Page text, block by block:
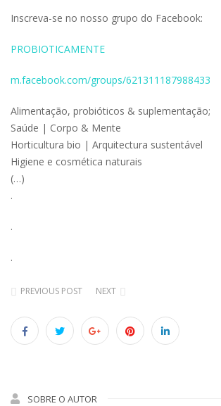
Inscreva-se no nosso grupo do Facebook:
PROBIOTICAMENTE
m.facebook.com/groups/621311187988433
Alimentação, probióticos & suplementação;
Saúde | Corpo & Mente
Horticultura bio | Arquitectura sustentável
Higiene e cosmética naturais
(…)
.
.
.
PREVIOUS POST NEXT
SOBRE O AUTOR